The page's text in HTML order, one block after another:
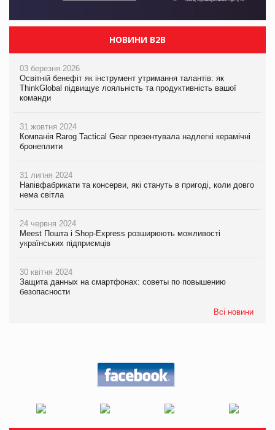
НОВИНИ B2B
03 березня 2026
Освітній бенефіт як інструмент утримання талантів: як
ThinkGlobal підвищує лояльність та продуктивність вашої
команди
31 жовтня 2024
Компанія Rarog Tactical Gear презентувала надлегкі керамічні
бронеплити
31 липня 2024
Напівфабрикати та консерви, які стануть в пригоді, коли довго
нема світла
24 червня 2024
Meest Пошта і Shop-Express розширюють можливості
українських підприємців
30 квітня 2024
Защита данных на смартфонах: советы по повышению
безопасности
Всі новини